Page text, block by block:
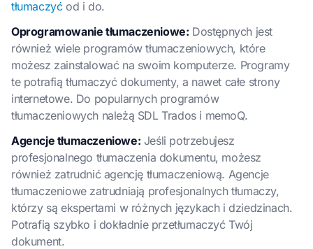
tłumaczyćod i do.
Oprogramowanie tłumaczeniowe: Dostępnych jest
również wiele programów tłumaczeniowych, które
możesz zainstalować na swoim komputerze. Programy
te potrafią tłumaczyć dokumenty, a nawet całe strony
internetowe. Do popularnych programów
tłumaczeniowych należą SDL Trados i memoQ.
Agencje tłumaczeniowe: Jeśli potrzebujesz
profesjonalnego tłumaczenia dokumentu, możesz
również zatrudnić agencję tłumaczeniową. Agencje
tłumaczeniowe zatrudniają profesjonalnych tłumaczy,
którzy są ekspertami w różnych językach i dziedzinach.
Potrafią szybko i dokładnie przetłumaczyć Twój
dokument.